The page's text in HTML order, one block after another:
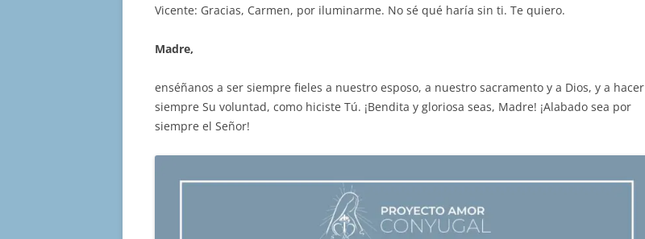
Vicente: Gracias, Carmen, por iluminarme. No sé qué haría sin ti. Te quiero.
Madre,
enséñanos a ser siempre fieles a nuestro esposo, a nuestro sacramento y a Dios, y a hacer
siempre Su voluntad, como hiciste Tú. ¡Bendita y gloriosa seas, Madre! ¡Alabado sea por
siempre el Señor!